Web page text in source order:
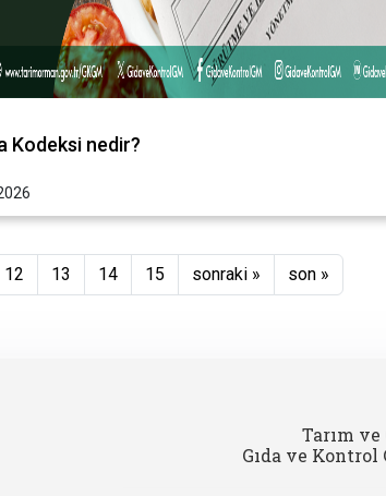
Kodeksi nedir?
12 13 14 15 sonraki » son »
Tarım ve
Gıda ve